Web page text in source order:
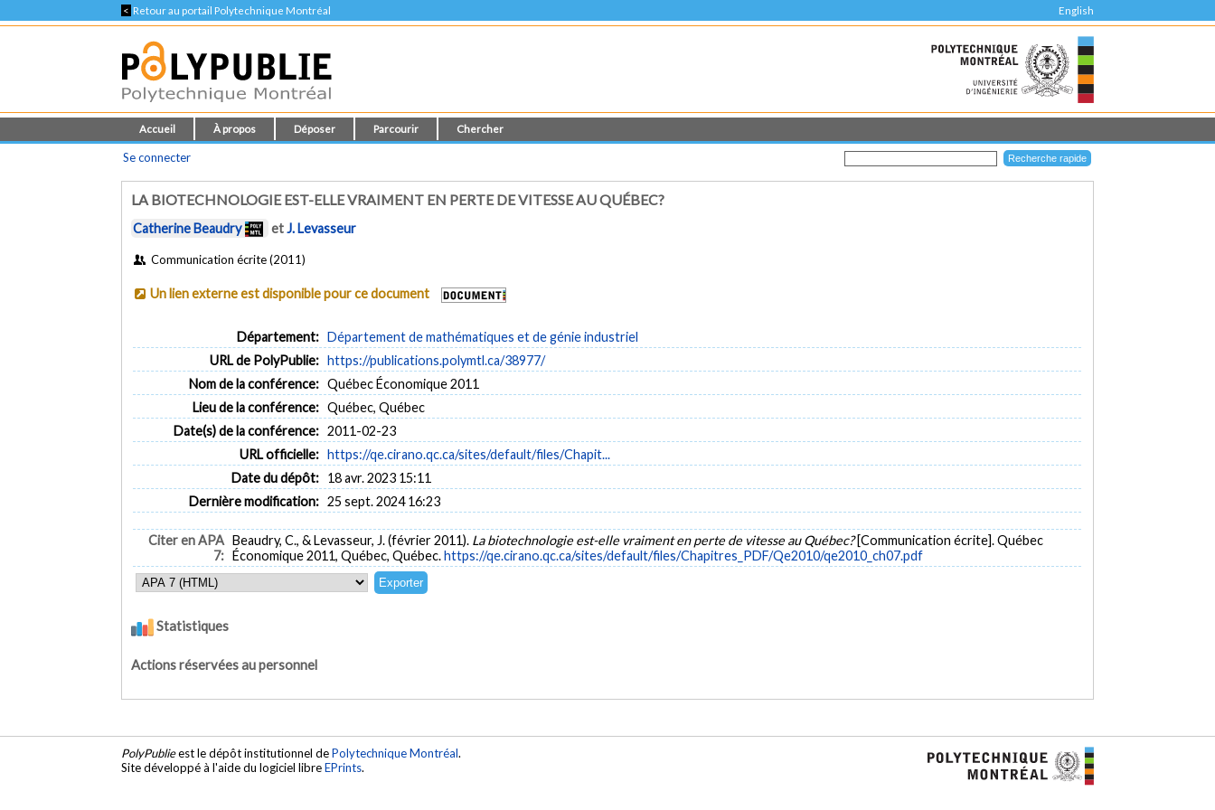
< Retour au portail Polytechnique Montréal English
Accueil À propos Déposer Parcourir Chercher
Se connecter
LA BIOTECHNOLOGIE EST-ELLE VRAIMENT EN PERTE DE VITESSE AU QUÉBEC?
Catherine Beaudry etJ. Levasseur
Communication écrite (2011)
Un lien externe est disponible pour ce document
Département: Département de mathématiques et de génie industriel
URL de PolyPublie: https://publications.polymtl.ca/38977/
Nom de la conférence: Québec Économique 2011
Lieu de la conférence: Québec, Québec
Date(s) de la conférence: 2011-02-23
URL officielle: https://qe.cirano.qc.ca/sites/default/files/Chapit...
Date du dépôt: 18 avr. 2023 15:11
Dernière modification: 25 sept. 2024 16:23
Citer en APA
7:
Beaudry, C., & Levasseur, J. (février 2011). La biotechnologie est-elle vraiment en perte de vitesse au Québec?[Communication écrite]. Québec
Économique 2011, Québec, Québec.https://qe.cirano.qc.ca/sites/default/files/Chapitres_PDF/Qe2010/qe2010_ch07.pdf
Statistiques
Actions réservées au personnel
PolyPublieest le dépôt institutionnel dePolytechnique Montréal.
Site développé à l'aide du logiciel libreEPrints.